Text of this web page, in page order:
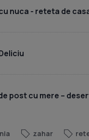
nuca - reteta de
post cu mere –
zahar